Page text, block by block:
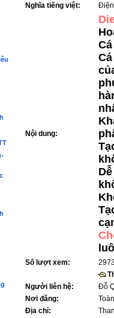
Nghĩa tiếng việt:
Nội dung:
Số lượt xem:
Người liên hệ:
Đỗ
Nơi đăng:
Địa chỉ: